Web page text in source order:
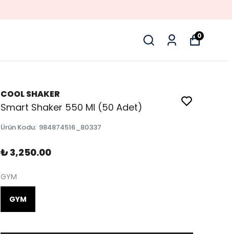
0
COOL SHAKER
Smart Shaker 550 Ml (50 Adet)
Ürün Kodu: 984874516_80337
₺ 3,250.00
GYM
GYM